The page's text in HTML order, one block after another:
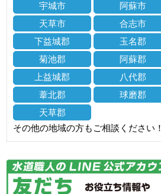
宇城市
阿蘇市
天草市
合志市
下益城郡
玉名郡
菊池郡
阿蘇郡
上益城郡
八代郡
葦北郡
球磨郡
天草郡
その他の地域の方もご相談ください！